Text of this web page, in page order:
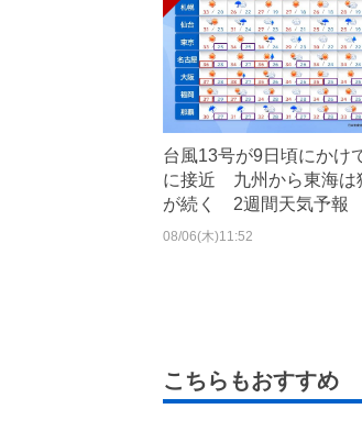
台風13号が9日頃にかけ
に接近 九州から東海は
が続く 2週間天気予報
08/06(木)11:52
こちらもおすすめ